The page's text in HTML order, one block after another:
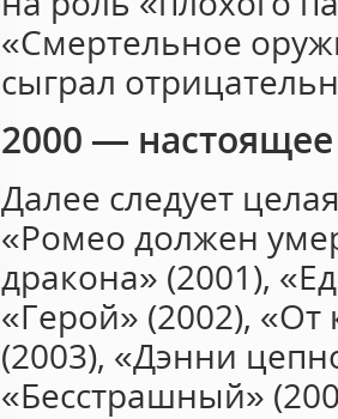
«Смертельное
сыграл
2000 —
Далее следует
«Ромео должен
дракона» (2001),
«Герой» (2002),
(2003), «Дэнни
«Бесстрашный»